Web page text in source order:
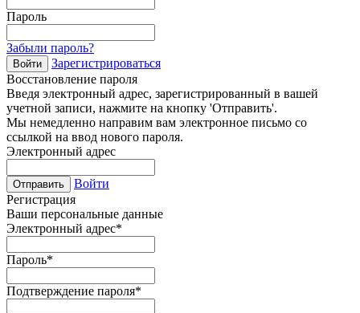
Пароль
Забыли пароль?
Войти
Зарегистрироваться
Восстановление пароля
Введя электронный адрес, зарегистрированный в вашей
учетной записи, нажмите на кнопку 'Отправить'.
Мы немедленно направим вам электронное письмо со
ссылкой на ввод нового пароля.
Электронный адрес
Отправить
Войти
Регистрация
Ваши персональные данные
Электронный адрес*
Пароль*
Подтверждение пароля*